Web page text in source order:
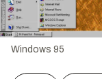
Windows 95